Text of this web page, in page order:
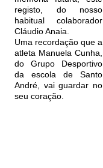
registo, do nosso
habitual colaborador
Cláudio Anaia.
Uma recordação que a
atleta Manuela Cunha,
do Grupo Desportivo
da escola de Santo
André, vai guardar no
seu coração.